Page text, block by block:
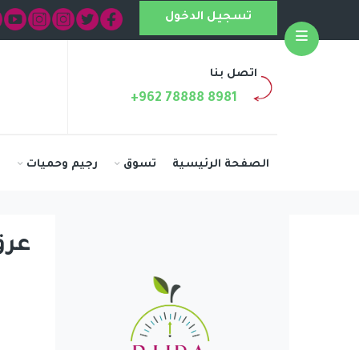
تسجيل الدخول
اتصل بنا
+962 78888 8981
الصفحة الرئيسية تسوق رجيم وحميات